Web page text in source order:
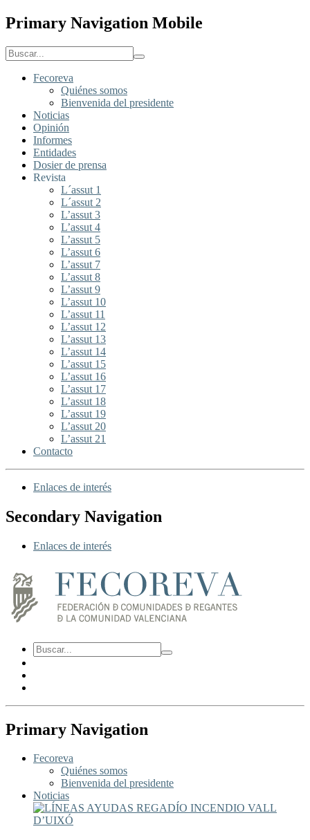
Primary Navigation Mobile
Fecoreva
Quiénes somos
Bienvenida del presidente
Noticias
Opinión
Informes
Entidades
Dosier de prensa
Revista
L´assut 1
L´assut 2
L’assut 3
L’assut 4
L’assut 5
L’assut 6
L’assut 7
L’assut 8
L’assut 9
L’assut 10
L’assut 11
L’assut 12
L’assut 13
L’assut 14
L’assut 15
L’assut 16
L’assut 17
L’assut 18
L’assut 19
L’assut 20
L’assut 21
Contacto
Enlaces de interés
Secondary Navigation
Enlaces de interés
Primary Navigation
Fecoreva
Quiénes somos
Bienvenida del presidente
Noticias